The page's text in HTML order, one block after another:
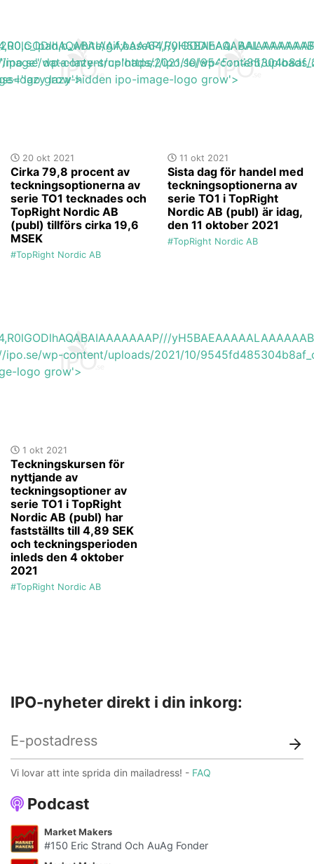
wp-content/uploads/2021/10/
logo grow'>
20 okt 2021
Cirka 79,8 procent av
teckningsoptionerna av
serie TO1 tecknades och
TopRight Nordic AB
(publ) tillförs cirka 19,6
MSEK
#TopRight Nordic AB
data-lazy-src='https://ipo.se/wp-content/
lazy-hidden ipo-image-logo grow'>
11 okt 2021
Sista dag för handel med
teckningsoptionerna av
serie TO1 i TopRight
Nordic AB (publ) är idag,
den 11 oktober 2021
#TopRight Nordic AB
wp-content/uploads/2021/10/
logo grow'>
1 okt 2021
Teckningskursen för
nyttjande av
teckningsoptioner av
serie TO1 i TopRight
Nordic AB (publ) har
fastställts till 4,89 SEK
och teckningsperioden
inleds den 4 oktober
2021
#TopRight Nordic AB
Podcast
Market Makers
#150 Eric Strand Och AuAg Fonder
IPO-nyheter direkt i din inkorg:
Vi lovar att inte sprida din mailadress! - FAQ